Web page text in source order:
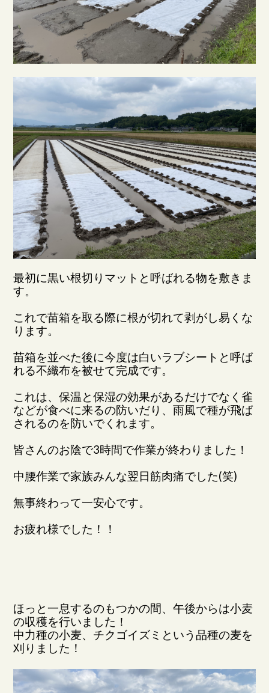
最初に黒い根切りマットと呼ばれる物を敷きま
す。
これで苗箱を取る際に根が切れて剥がし易くな
ります。
苗箱を並べた後に今度は白いラブシートと呼ば
れる不織布を被せて完成です。
これは、保温と保湿の効果があるだけでなく雀
などが食べに来るの防いだり、雨風で種が飛ば
されるのを防いでくれます。
皆さんのお陰で3時間で作業が終わりました！
中腰作業で家族みんな翌日筋肉痛でした(笑)
無事終わって一安心です。
お疲れ様でした！！
ほっと一息するのもつかの間、午後からは小麦
の収穫を行いました！
中力種の小麦、チクゴイズミという品種の麦を
刈りました！